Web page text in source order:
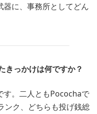
器に、事務所としてどん
きっかけは何ですか？
す。二人ともPocochaで
ンク、どちらも投げ銭総